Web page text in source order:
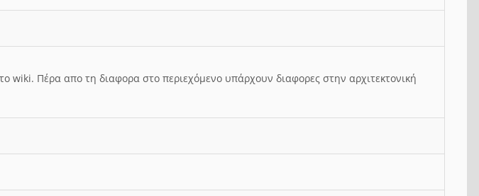
wiki. Πέρα απο τη διαφορα στο περιεχόμενο υπάρχουν διαφορες στην αρχιτεκτονική